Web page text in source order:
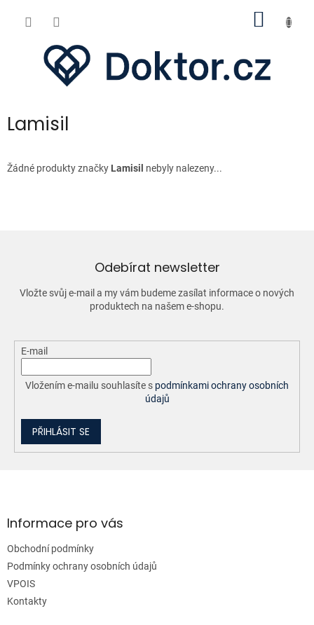
Lamisil
Žádné produkty značky Lamisil nebyly nalezeny...
Odebírat newsletter
Vložte svůj e-mail a my vám budeme zasílat informace o nových
produktech na našem e-shopu.
E-mail
Vložením e-mailu souhlasíte s podmínkami ochrany osobních
údajů
PŘIHLÁSIT SE
aInformace pro vás
Obchodní podmínky
Podmínky ochrany osobních údajů
VPOIS
Kontakty